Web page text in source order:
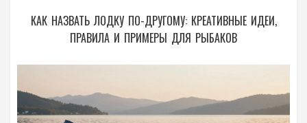
КАК НАЗВАТЬ ЛОДКУ ПО-ДРУГОМУ: КРЕАТИВНЫЕ ИДЕИ,
ПРАВИЛА И ПРИМЕРЫ ДЛЯ РЫБАКОВ